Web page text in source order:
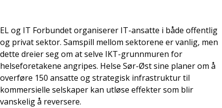
EL og IT Forbundet organiserer IT-ansatte i både offentlig
og privat sektor. Samspill mellom sektorene er vanlig, men
dette dreier seg om at selve IKT-grunnmuren for
helseforetakene angripes. Helse Sør-Øst sine planer om å
overføre 150 ansatte og strategisk infrastruktur til
kommersielle selskaper kan utløse effekter som blir
vanskelig å reversere.